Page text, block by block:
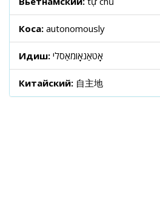
Коса: autonomously
Идиш: אָטאַנאָומאַסלי
Китайский: 自主地